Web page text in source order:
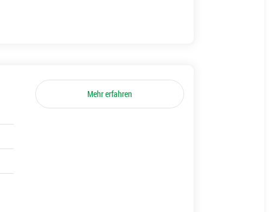
Mehr erfahren